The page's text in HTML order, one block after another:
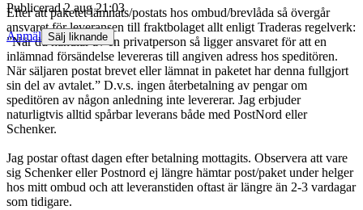
Efter att paketet lämnats/postats hos ombud/brevlåda så övergår
ansvaret för leveransen till fraktbolaget allt enligt Traderas regelverk:
”När du handlar av en privatperson så ligger ansvaret för att en
inlämnad försändelse levereras till angiven adress hos speditören.
När säljaren postat brevet eller lämnat in paketet har denna fullgjort
sin del av avtalet.” D.v.s. ingen återbetalning av pengar om
speditören av någon anledning inte levererar. Jag erbjuder
naturligtvis alltid spårbar leverans både med PostNord eller
Schenker.
Jag postar oftast dagen efter betalning mottagits. Observera att vare
sig Schenker eller Postnord ej längre hämtar post/paket under helger
hos mitt ombud och att leveranstiden oftast är längre än 2-3 vardagar
som tidigare.
Publicerad 2 aug 21:03
Anmäl Sälj liknande